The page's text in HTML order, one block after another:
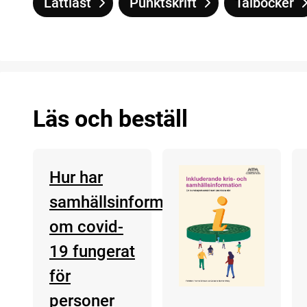
Tagg
tillhör
Tillgänglig samhällsinformation
Tagg
tillhör
Tillgänglig Tagg
tillhör
Tillgänglig
Läs och beställ
Hur har
samhällsinformationen
om covid-
19 fungerat
för
personer